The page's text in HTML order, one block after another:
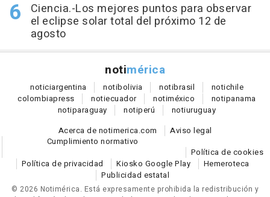
Ciencia.-Los mejores puntos para observar
el eclipse solar total del próximo 12 de
agosto
notimérica
noticiargentina notibolivia notibrasil notichile
colombiapress notiecuador notiméxico notipanama
notiparaguay notiperú notiuruguay
Acerca de notimerica.com
Aviso legal
Cumplimiento normativo
Política de cookies
Política de privacidad
Kiosko Google Play
Hemeroteca
Publicidad estatal
© 2026 Notimérica. Está expresamente prohibida la redistribución y